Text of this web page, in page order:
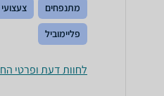
מתנפחים
פליימוביל
לחוות דעת ופרטי